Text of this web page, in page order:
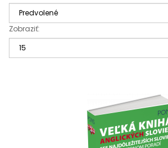
Zobraziť: